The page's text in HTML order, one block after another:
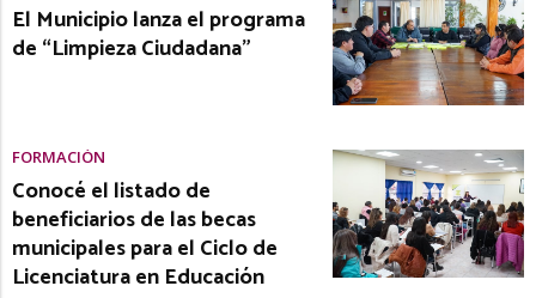
El Municipio lanza el programa
de “Limpieza Ciudadana”
FORMACIÓN
Conocé el listado de
beneficiarios de las becas
municipales para el Ciclo de
Licenciatura en Educación